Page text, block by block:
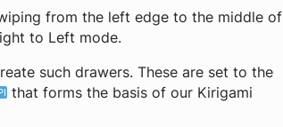
from the left edge to the middle of
to Left mode.
such drawers. These are set to the
that forms the basis of our Kirigami